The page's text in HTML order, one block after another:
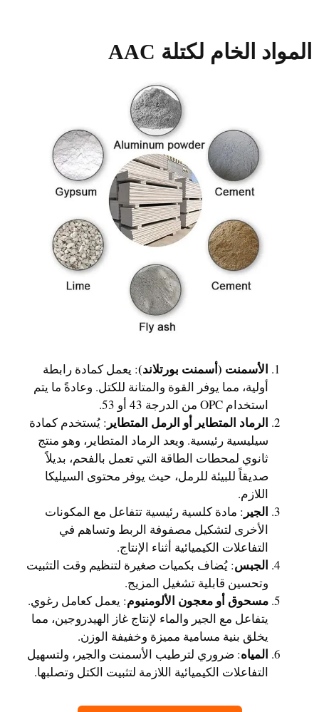
المواد الخام لكتلة AAC
الأسمنت (أسمنت بورتلاند): يعمل كمادة رابطة
أولية، مما يوفر القوة والمتانة للكتل. وعادةً ما يتم
استخدام OPC من الدرجة 43 أو 53.
الرماد المتطاير أو الرمل المتطاير : يُستخدم كمادة
سيليسية رئيسية. ويعد الرماد المتطاير، وهو منتج
ثانوي لمحطات الطاقة التي تعمل بالفحم، بديلاً
صديقاً للبيئة للرمل، حيث يوفر محتوى السيليكا
اللازم.
الجير : مادة كلسية رئيسية تتفاعل مع المكونات
الأخرى لتشكيل مصفوفة الربط وتساهم في
التفاعلات الكيميائية أثناء الإنتاج.
الجبس: يُضاف بكميات صغيرة لتنظيم وقت التثبيت
وتحسين قابلية تشغيل المزيج.
مسحوق أو معجون الألومنيوم: يعمل كعامل رغوي.
يتفاعل مع الجير والماء لإنتاج غاز الهيدروجين، مما
يخلق بنية مسامية مميزة وخفيفة الوزن.
المياه: ضروري لترطيب الأسمنت والجير، ولتسهيل
التفاعلات الكيميائية اللازمة لتثبيت الكتل وتصلبها.